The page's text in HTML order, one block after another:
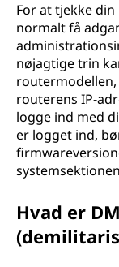
For at tjekke
normalt få
nøjagtige trin
routerens IP-
logge ind med
er logget ind,
Hvad er